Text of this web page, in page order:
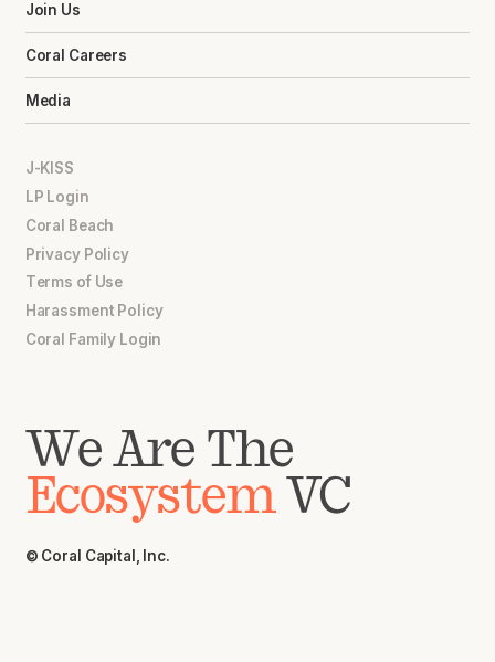
Join Us
Coral Careers
Media
J-KISS
LP Login
Coral Beach
Privacy Policy
Terms of Use
Harassment Policy
Coral Family Login
We Are The
EcosystemVC
© Coral Capital, Inc.